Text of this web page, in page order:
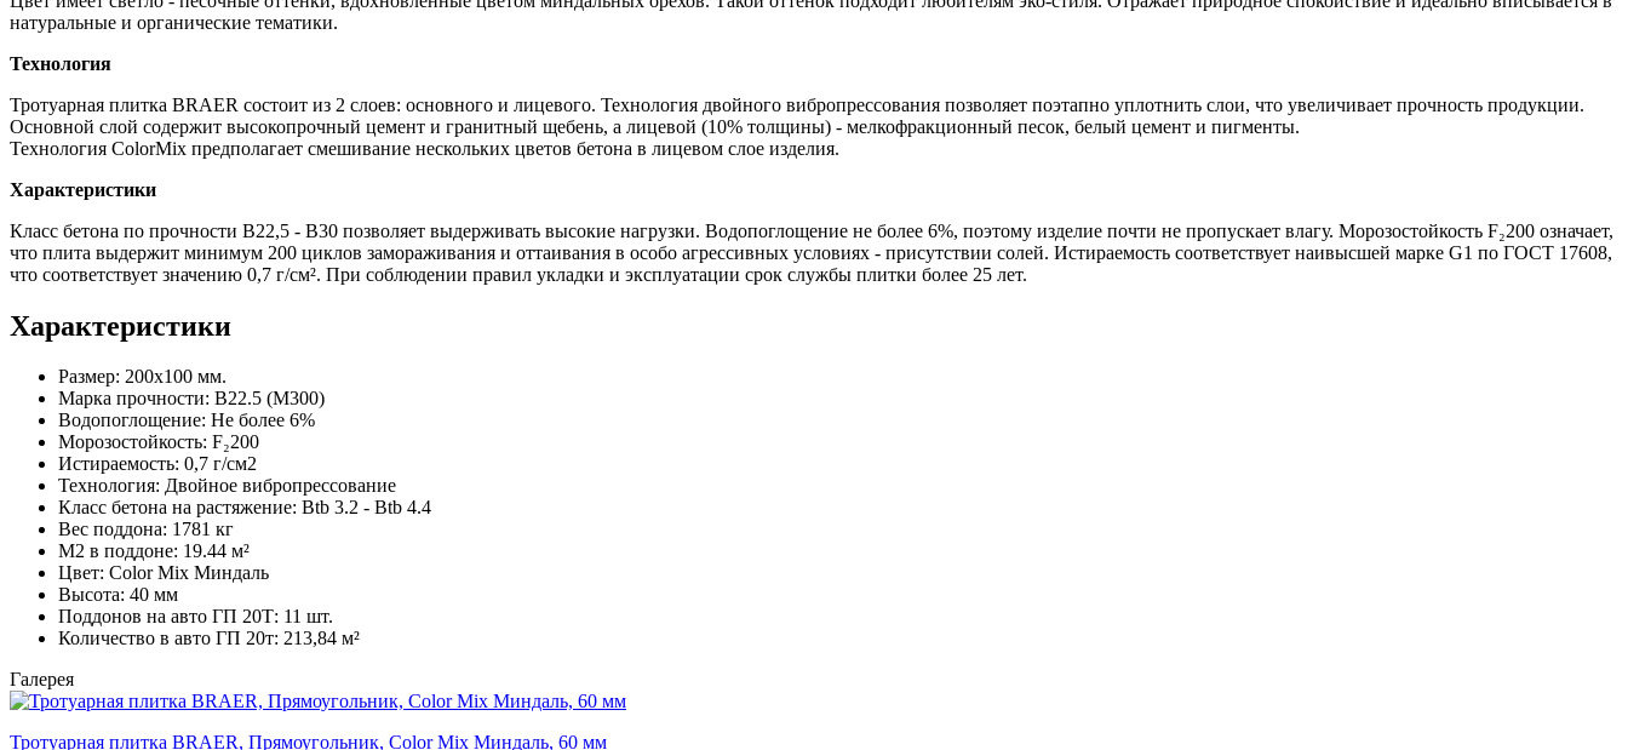
натуральные и органические тематики.
Технология
Тротуарная плитка BRAER состоит из 2 слоев: основного и лицевого. Технология двойного вибропрессования позволяет поэтапно уплотнить слои, что увеличивает прочность продукции.
Основной слой содержит высокопрочный цемент и гранитный щебень, а лицевой (10% толщины) - мелкофракционный песок, белый цемент и пигменты.
Технология ColorMix предполагает смешивание нескольких цветов бетона в лицевом слое изделия.
Характеристики
Класс бетона по прочности B22,5 - B30 позволяет выдерживать высокие нагрузки. Водопоглощение не более 6%, поэтому изделие почти не пропускает влагу. Морозостойкость F₂200 означает,
что плита выдержит минимум 200 циклов замораживания и оттаивания в особо агрессивных условиях - присутствии солей. Истираемость соответствует наивысшей марке G1 по ГОСТ 17608,
что соответствует значению 0,7 г/см². При соблюдении правил укладки и эксплуатации срок службы плитки более 25 лет.
Характеристики
Размер: 200х100 мм.
Марка прочности: B22.5 (M300)
Водопоглощение: Не более 6%
Морозостойкость: F₂200
Истираемость: 0,7 г/см2
Технология: Двойное вибропрессование
Класс бетона на растяжение: Btb 3.2 - Btb 4.4
Вес поддона: 1781 кг
М2 в поддоне: 19.44 м²
Цвет: Color Mix Миндаль
Высота: 40 мм
Поддонов на авто ГП 20Т: 11 шт.
Количество в авто ГП 20т: 213,84 м²
Галерея
Тротуарная плитка BRAER, Прямоугольник, Color Mix Миндаль, 60 мм